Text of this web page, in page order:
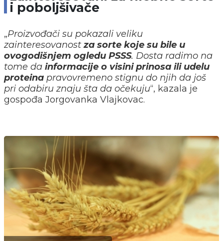
i poboljšivače
„Proizvođači su pokazali veliku
zainteresovanostza sorte koje su bile u
ovogodišnjem ogledu PSSS. Dosta radimo na
tome da informacije o visini prinosa ili udelu
proteina pravovremeno stignu do njih da još
pri odabiru znaju šta da očekuju“, kazala je
gospođa Jorgovanka Vlajkovac.